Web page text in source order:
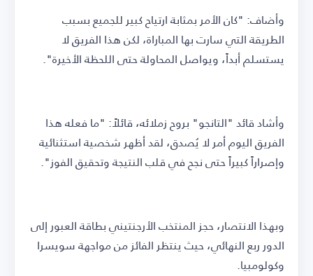
وأضاف: "كان الأمر بمثابة ارتياح كبير للجميع بسبب
الطريقة التي سارت بها المباراة، لكن هذا الفريق لا
يستسلم أبداً، ويواصل المحاولة حتى اللحظة الأخيرة".
وأشاد قائد "التانجو" بروح زملائه، قائلاً: "ما فعله هذا
الفريق اليوم أمر لا يُصدق، لقد أظهر شخصية استثنائية
وإصراراً كبيراً حتى نجح في قلب النتيجة وتحقيق الفوز".
وبهذا الانتصار، حجز المنتخب الأرجنتيني بطاقة العبور إلى
الدور ربع النهائي، حيث ينتظر الفائز من مواجهة سويسرا
وكولومبيا.